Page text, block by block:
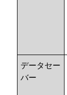
データセー
バー